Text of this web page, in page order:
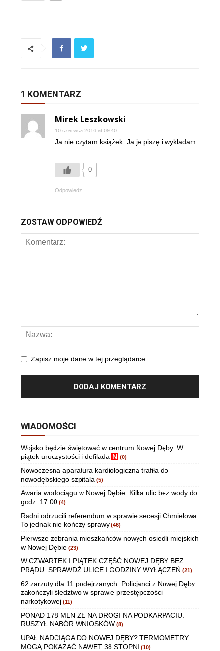
1 KOMENTARZ
Mirek Leszkowski
10 czerwca 2016 at 09:40
Ja nie czytam książek. Ja je piszę i wykładam.
0
Odpowiedz
ZOSTAW ODPOWIEDŹ
Zapisz moje dane w tej przeglądarce.
WIADOMOŚCI
Wojsko będzie świętować w centrum Nowej Dęby. W
piątek uroczystości i defilada N (0)
Nowoczesna aparatura kardiologiczna trafiła do
nowodębskiego szpitala (5)
Awaria wodociągu w Nowej Dębie. Kilka ulic bez wody do
godz. 17:00 (4)
Radni odrzucili referendum w sprawie secesji Chmielowa.
To jednak nie kończy sprawy (46)
Pierwsze zebrania mieszkańców nowych osiedli miejskich
w Nowej Dębie (23)
W CZWARTEK I PIĄTEK CZĘŚĆ NOWEJ DĘBY BEZ
PRĄDU. SPRAWDŹ ULICE I GODZINY WYŁĄCZEŃ (21)
62 zarzuty dla 11 podejrzanych. Policjanci z Nowej Dęby
zakończyli śledztwo w sprawie przestępczości
narkotykowej (11)
PONAD 178 MLN ZŁ NA DROGI NA PODKARPACIU.
RUSZYŁ NABÓR WNIOSKÓW (8)
UPAŁ NADCIĄGA DO NOWEJ DĘBY? TERMOMETRY
MOGĄ POKAZAĆ NAWET 38 STOPNI (10)